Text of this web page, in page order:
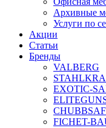
Архивные
Услуги по
Акции
Статьи
Бренды
VALBERG
EXOTIC-
FICHET-